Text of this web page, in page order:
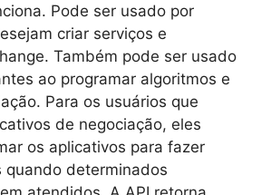
Pode ser usado por
criar serviços e
Também pode ser usado
ao programar algoritmos e
Para os usuários que
de negociação, eles
os aplicativos para fazer
quando determinados